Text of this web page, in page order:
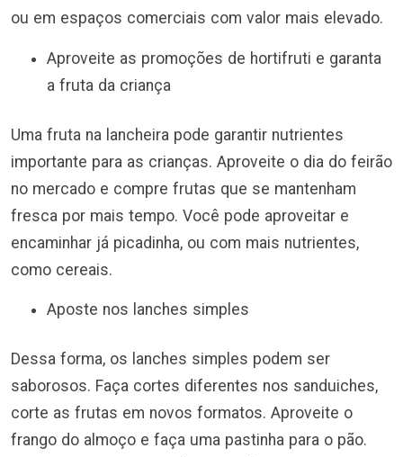
ou em espaços comerciais com valor mais elevado.
Aproveite as promoções de hortifruti e garanta
a fruta da criança
Uma fruta na lancheira pode garantir nutrientes
importante para as crianças. Aproveite o dia do feirão
no mercado e compre frutas que se mantenham
fresca por mais tempo. Você pode aproveitar e
encaminhar já picadinha, ou com mais nutrientes,
como cereais.
Aposte nos lanches simples
Dessa forma, os lanches simples podem ser
saborosos. Faça cortes diferentes nos sanduiches,
corte as frutas em novos formatos. Aproveite o
frango do almoço e faça uma pastinha para o pão.